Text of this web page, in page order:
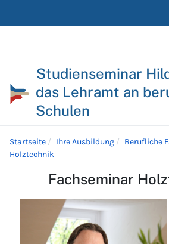
Studienseminar
das Lehramt an
Schulen
Startseite Ihre Ausbildung
Berufliche
Holztechnik
Fachseminar